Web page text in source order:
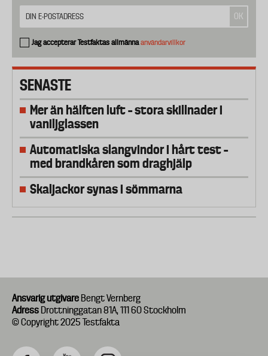
Jag accepterar Testfaktas allmännaanvändarvillkor
SENASTE
Mer än hälften luft – stora skillnader i
vaniljglassen
Automatiska slangvindor i hårt test –
med brandkåren som draghjälp
Skaljackor synas i sömmarna
Ansvarig utgivare Bengt Vernberg
Adress Drottninggatan 81A, 111 60 Stockholm
© Copyright 2025 Testfakta